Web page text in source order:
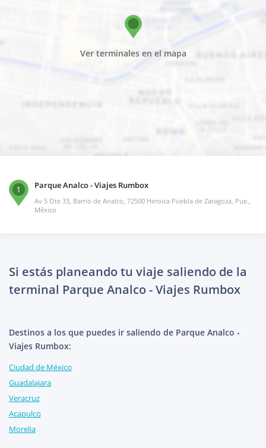
Ver terminales en el mapa
1 Parque Analco - Viajes Rumbox
Av 5 Ote 33, Barrio de Analco, 72500 Heroica Puebla de Zaragoza, Pue.,
México
Si estás planeando tu viaje saliendo de la
terminal Parque Analco - Viajes Rumbox
Destinos a los que puedes ir saliendo de Parque Analco -
Viajes Rumbox:
Ciudad de México
Guadalajara
Veracruz
Acapulco
Morelia